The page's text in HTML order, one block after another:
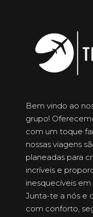
Bem vindo ao
grupo!
com um toque
nossas viagens
planeadas para
incríveis e
inesquecíveis
Junta-te a nós e
com conforto,